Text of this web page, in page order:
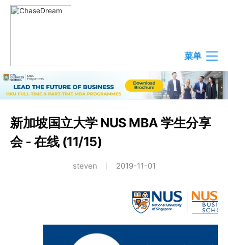
菜单
新加坡国立大学 NUS MBA 学生分享
会 - 在线 (11/15)
steven 2019-11-01